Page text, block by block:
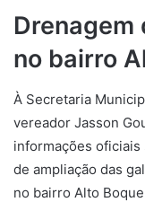
no bairro
À Secretaria
vereador Jasson
informações
de ampliação das
no bairro Alto